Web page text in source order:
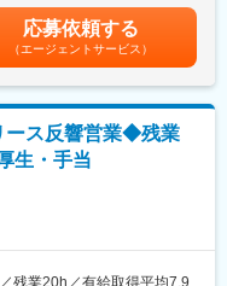
続売上高右肩上がり、営業
宅リフォーム需要の拡大や
どにより、今後も更なる成
。
日休み）としっかり休みを
る可能性がございます。
内です。
りますが、平日に振休を取
応募依頼する
（エージェントサービス）
ース反響営業◆残業
生・手当
残業20h／有給取得平均7.9